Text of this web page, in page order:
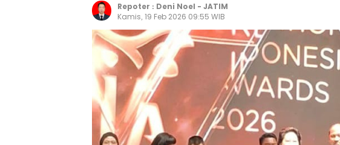
Repoter : Deni Noel - JATIM
Kamis, 19 Feb 2026 09:55 WIB